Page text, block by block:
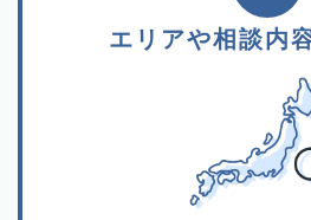
エリアや相談内